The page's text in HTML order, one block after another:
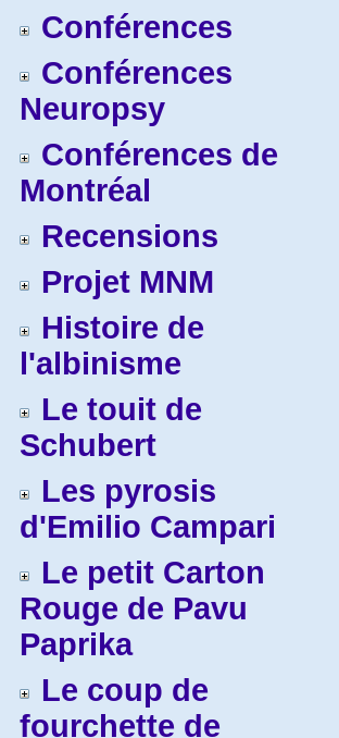
Conférences
Conférences
Neuropsy
Conférences de
Montréal
Recensions
Projet MNM
Histoire de
l'albinisme
Le touit de
Schubert
Les pyrosis
d'Emilio Campari
Le petit Carton
Rouge de Pavu
Paprika
Le coup de
fourchette de